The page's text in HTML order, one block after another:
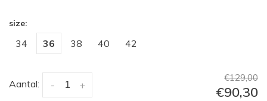
size:
34 36 38 40 42
Aantal: +
-
€129,00
€90,30